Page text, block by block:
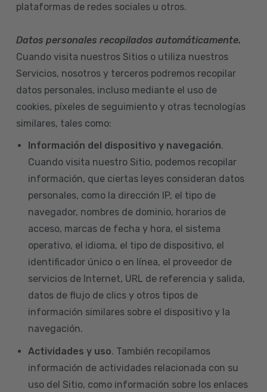
plataformas de redes sociales u otros.
Datos personales recopilados automáticamente.
Cuando visita nuestros Sitios o utiliza nuestros
Servicios, nosotros y terceros podremos recopilar
datos personales, incluso mediante el uso de
cookies, píxeles de seguimiento y otras tecnologías
similares, tales como:
Información del dispositivo y navegación.
Cuando visita nuestro Sitio, podemos recopilar
información, que ciertas leyes consideran datos
personales, como la dirección IP, el tipo de
navegador, nombres de dominio, horarios de
acceso, marcas de fecha y hora, el sistema
operativo, el idioma, el tipo de dispositivo, el
identificador único o en línea, el proveedor de
servicios de Internet, URL de referencia y salida,
datos de flujo de clics y otros tipos de
información similares sobre el dispositivo y la
navegación.
Actividades y uso. También recopilamos
información de actividades relacionada con su
uso del Sitio, como información sobre los enlaces